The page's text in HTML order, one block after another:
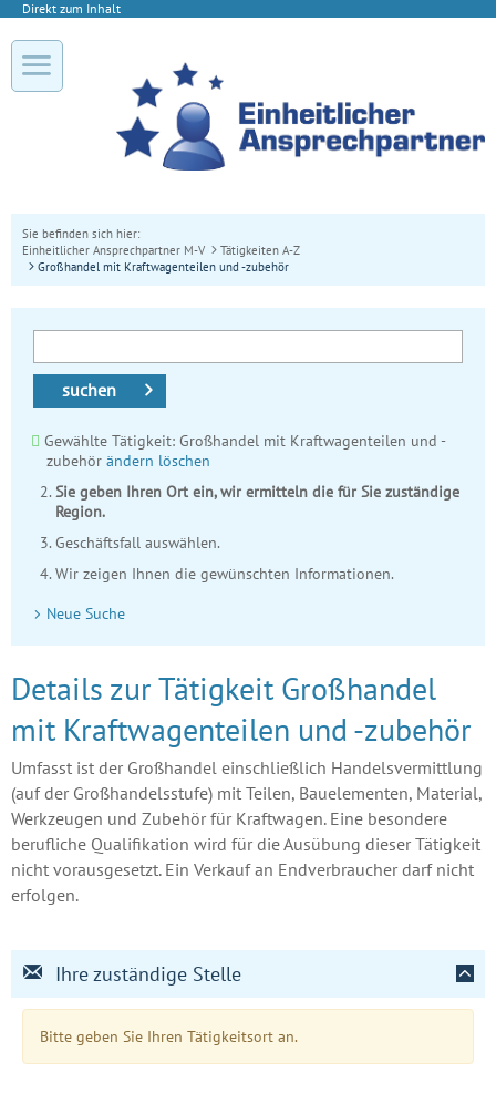
Direkt zum Inhalt
Sie befinden sich hier:
Einheitlicher Ansprechpartner M-V
Tätigkeiten A-Z
Großhandel mit Kraftwagenteilen und -zubehör
suchen
Gewählte Tätigkeit: Großhandel mit Kraftwagenteilen und -
zubehör ändern löschen
Sie geben Ihren Ort ein, wir ermitteln die für Sie zuständige
Region.
Geschäftsfall auswählen.
Wir zeigen Ihnen die gewünschten Informationen.
Neue Suche
Details zur Tätigkeit Großhandel
mit Kraftwagenteilen und -zubehör
Umfasst ist der Großhandel einschließlich Handelsvermittlung
(auf der Großhandelsstufe) mit Teilen, Bauelementen, Material,
Werkzeugen und Zubehör für Kraftwagen. Eine besondere
berufliche Qualifikation wird für die Ausübung dieser Tätigkeit
nicht vorausgesetzt. Ein Verkauf an Endverbraucher darf nicht
erfolgen.
Ihre zuständige Stelle
Bitte geben Sie Ihren Tätigkeitsort an.